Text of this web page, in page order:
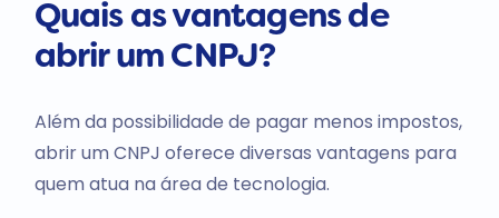
Quais as vantagens de
abrir um CNPJ?
Além da possibilidade de pagar menos impostos,
abrir um CNPJ oferece diversas vantagens para
quem atua na área de tecnologia.